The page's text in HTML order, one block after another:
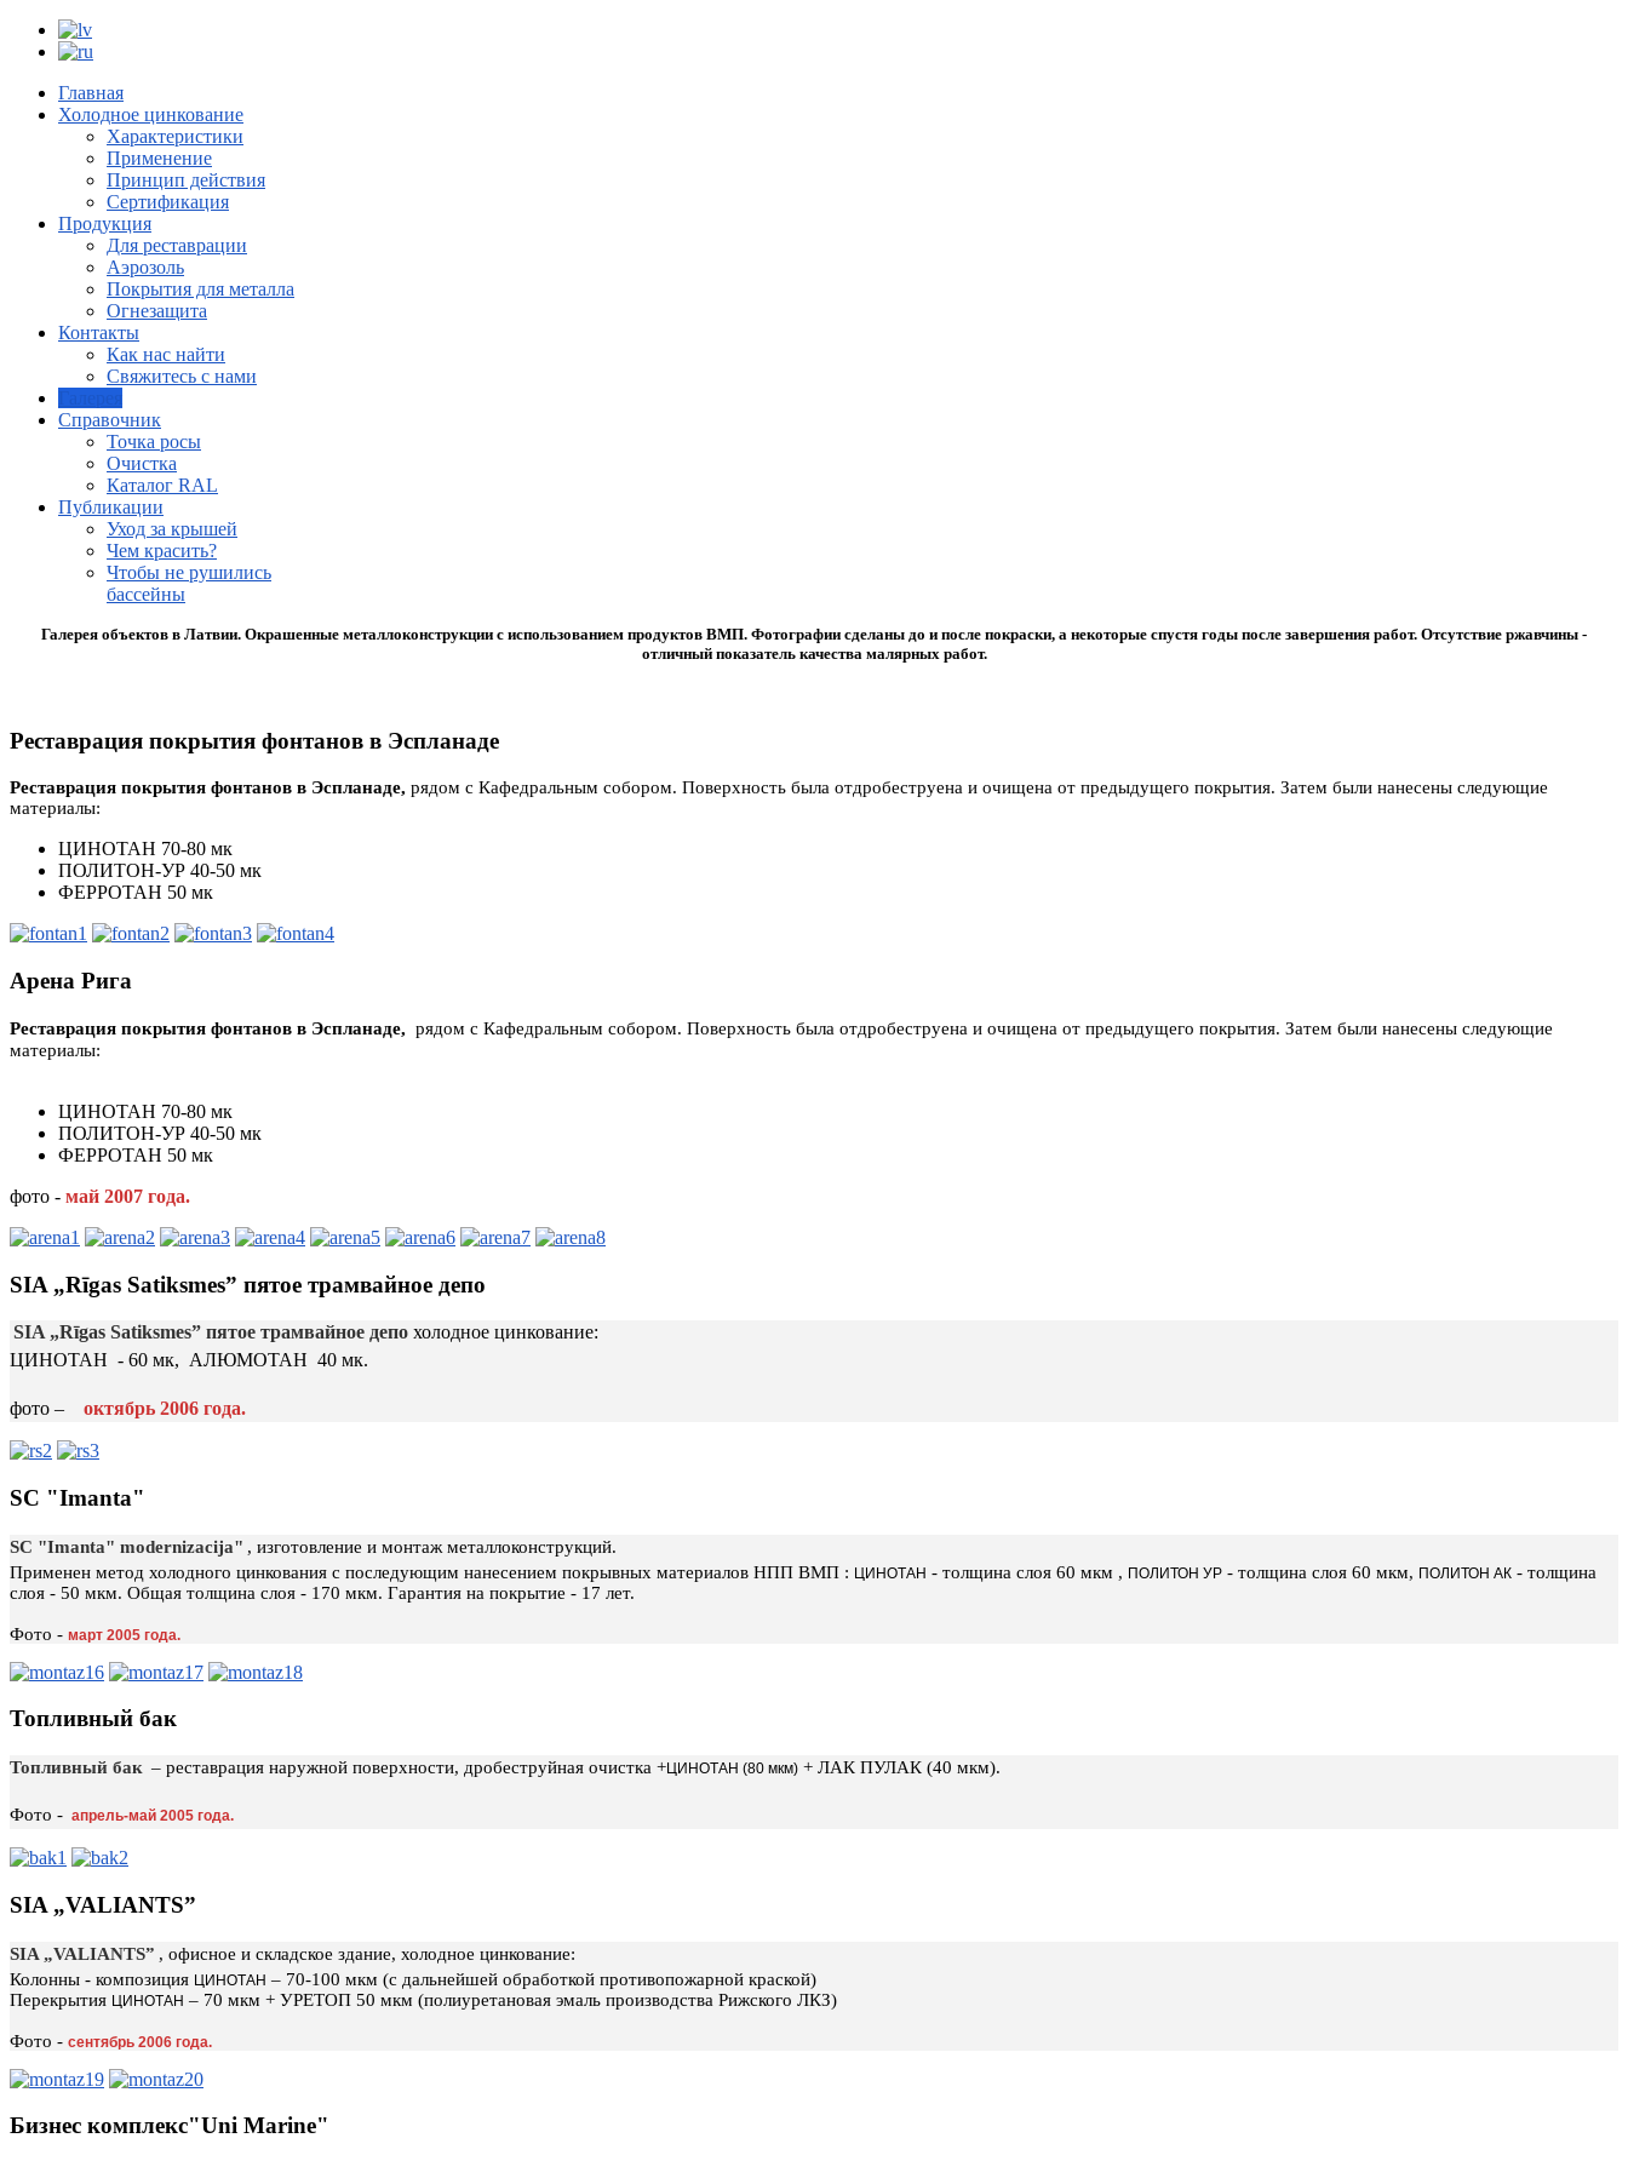
Главная
Холодное цинкование
Характеристики
Применение
Принцип действия
Сертификация
Продукция
Для реставрации
Аэрозоль
Покрытия для металла
Огнезащита
Контакты
Как нас найти
Свяжитесь с нами
Справочник
Точка росы
Очистка
Каталог RAL
Публикации
Уход за крышей
Чем красить?
Чтобы не рушились
бассейны
Галерея объектов в Латвии. Окрашенные металлоконструкции с использованием продуктов ВМП. Фотографии сделаны до и после покраски, а некоторые спустя годы после завершения работ. Отсутствие ржавчины -
отличный показатель качества малярных работ.
Реставрация покрытия фонтанов в Эспланаде
Реставрация покрытия фонтанов в Эспланаде, рядом с Кафедральным собором. Поверхность была отдробеструена и очищена от предыдущего покрытия. Затем были нанесены следующие
материалы:
ЦИНОТАН 70-80 мк
ПОЛИТОН-УР 40-50 мк
ФЕРРОТАН 50 мк
Арена Рига
Реставрация покрытия фонтанов в Эспланаде, рядом с Кафедральным собором. Поверхность была отдробеструена и очищена от предыдущего покрытия. Затем были нанесены следующие
материалы:
ЦИНОТАН 70-80 мк
ПОЛИТОН-УР 40-50 мк
ФЕРРОТАН 50 мк
фото - май 2007 года.
SIA „Rīgas Satiksmes” пятое трамвайное депо
SIA „Rīgas Satiksmes” пятое трамвайное депо холодное цинкование:
ЦИНОТАН - 60 мк, АЛЮМОТАН 40 мк.
фото – октябрь 2006 года.
SC "Imanta"
SC "Imanta" modernizacija" , изготовление и монтаж металлоконструкций.
Применен метод холодного цинкования с последующим нанесением покрывных материалов НПП ВМП : ЦИНОТАН - толщина слоя 60 мкм , ПОЛИТОН УР - толщина слоя 60 мкм, ПОЛИТОН АК - толщина
слоя - 50 мкм. Общая толщина слоя - 170 мкм. Гарантия на покрытие - 17 лет.
Фото - март 2005 года.
Топливный бак
Топливный бак – реставрация наружной поверхности, дробеструйная очистка +ЦИНОТАН (80 мкм) + ЛАК ПУЛАК (40 мкм).
Фото - апрель-май 2005 года.
SIA „VALIANTS”
SIA „VALIANTS” , офисное и складское здание, холодное цинкование:
Колонны - композиция ЦИНОТАН – 70-100 мкм (с дальнейшей обработкой противопожарной краской)
Перекрытия ЦИНОТАН – 70 мкм + УРЕТОП 50 мкм (полиуретановая эмаль производства Рижского ЛКЗ)
Фото - сентябрь 2006 года.
Бизнес комплекс"Uni Marine"